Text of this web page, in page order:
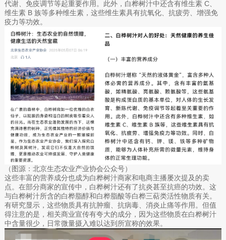
代谢、免疫调节等起重要作用。此外，白桦树汁中还含有维生素 C、
维生素 B 族等多种维生素，这些维生素具有抗氧化、抗疲劳、增强免
疫力等功效。
（图源：北京生态农业产业协会公众号）
这些丰富的营养成分也成为白桦树汁商家和电商主播屡次提及的卖
点。在部分商家的宣传中，白桦树汁还有了抗炎甚至抗癌的功效。这
与白桦树汁所含的白桦脂醇和白桦脂酸等白桦三萜类活性物质有关。
有研究显示，这些物质具有抗肿瘤、抗病毒、消炎止痛等作用。但值
得注意的是，相关商业宣传有夸大的成分，因为这些物质在白桦树汁
中含量很少，日常微量摄入难以达到所宣称的效果。